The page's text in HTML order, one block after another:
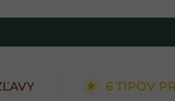
6 TIPOV PRE REŠTART